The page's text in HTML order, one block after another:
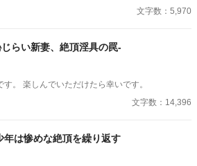
文字数：5,970
らい新妻、絶頂淫具の罠-
タイトル通りです。 楽しんでいただけたら幸いです。
文字数：14,396
年は惨めな絶頂を繰り返す